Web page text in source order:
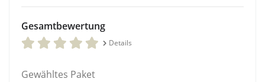
Gesamtbewertung
Details
Gewähltes Paket